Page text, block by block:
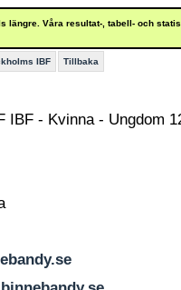
längre. Våra resultat-, tabell- och
IBF Tillbaka
IBF - Kvinna - Ungdom